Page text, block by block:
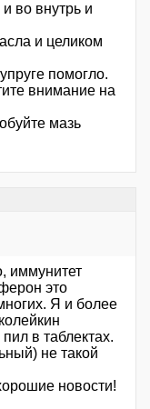
во внутрь и
и целиком
помогло.
внимание на
мазь
иммунитет
это
Я и более
в таблектах.
не такой
новости!